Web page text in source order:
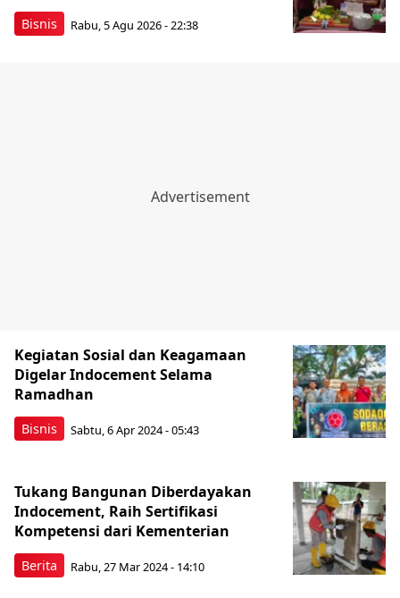
Bisnis Rabu, 5 Agu 2026 - 22:38
Bisnis
Kegiatan Sosial dan Keagamaan
Digelar Indocement Selama
Ramadhan
Sabtu, 6 Apr 2024 - 05:43
Berita
Tukang Bangunan Diberdayakan
Indocement, Raih Sertifikasi
Kompetensi dari Kementerian
Rabu, 27 Mar 2024 - 14:10